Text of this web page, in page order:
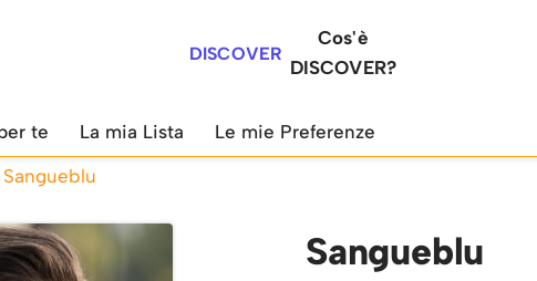
DISCOVER
Cos'è
DISCOVER?
te La mia Lista
Le mie Preferenze
Sangueblu
Sangueblu